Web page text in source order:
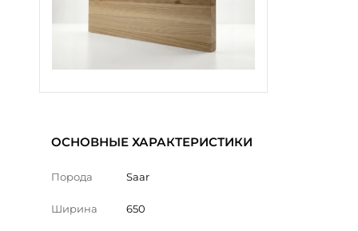
ОСНОВНЫЕ ХАРАКТЕРИСТИКИ
Порода Saar
Ширина 650